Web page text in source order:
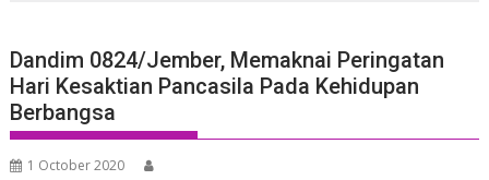
Dandim 0824/Jember, Memaknai Peringatan
Hari Kesaktian Pancasila Pada Kehidupan
Berbangsa
1 October 2020